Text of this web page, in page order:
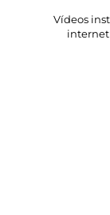
Vídeos
internet